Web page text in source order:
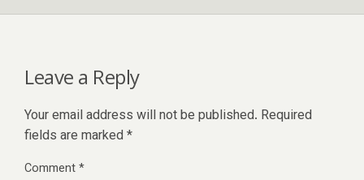
Leave a Reply
Your email address will not be published. Required
fields are marked *
Comment*